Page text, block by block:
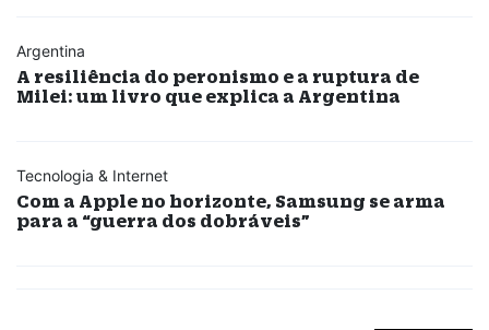
Argentina
A resiliência do peronismo e a ruptura de
Milei: um livro que explica a Argentina
Tecnologia & Internet
Com a Apple no horizonte, Samsung se arma
para a “guerra dos dobráveis”